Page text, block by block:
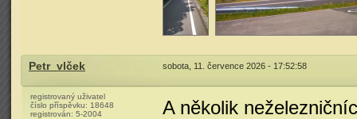
Petr_vlček sobota, 11. července 2026 - 17:52:58
registrovaný uživatel
číslo příspěvku: 18648
registrován: 5-2004 A několik